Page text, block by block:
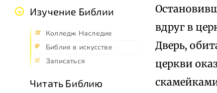
Изучение Библии
Колледж Наследие
Библия в искусстве
Записаться
Читать Библию
вдруг в
Дверь,
церкви